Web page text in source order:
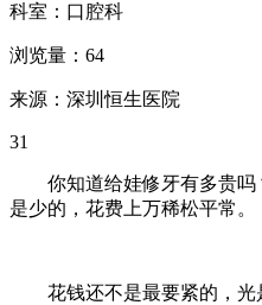
科室：口腔科
浏览量：64
来源：深圳恒生医院
31
你知道给娃修牙有多贵吗
是少的，花费上万稀松平常。
花钱还不是最要紧的， 光